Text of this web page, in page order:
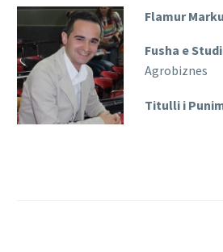
Flamur Marku
Fusha e
Agrobiznes
Titulli i